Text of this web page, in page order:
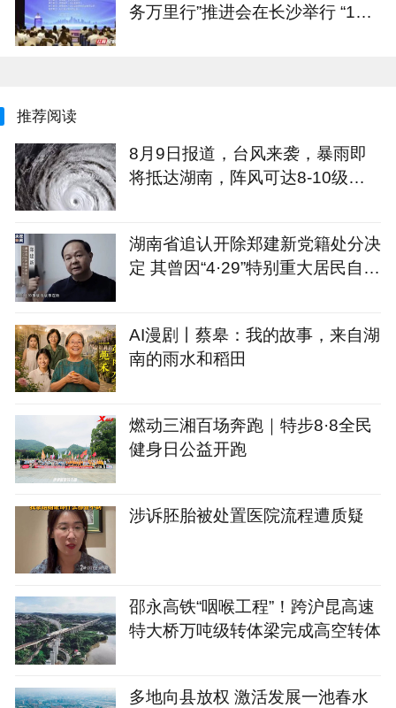
务万里行”推进会在长沙举行 “1+4
推荐阅读
8月9日报道，台风来袭，暴雨即
将抵达湖南，阵风可达8-10级，
湖南省追认开除郑建新党籍处分决
定 其曾因“4·29”特别重大居民自建
AI漫剧丨蔡皋：我的故事，来自湖
南的雨水和稻田
燃动三湘百场奔跑｜特步8·8全民
健身日公益开跑
涉诉胚胎被处置医院流程遭质疑
邵永高铁“咽喉工程”！跨沪昆高速
特大桥万吨级转体梁完成高空转体
多地向县放权 激活发展一池春水